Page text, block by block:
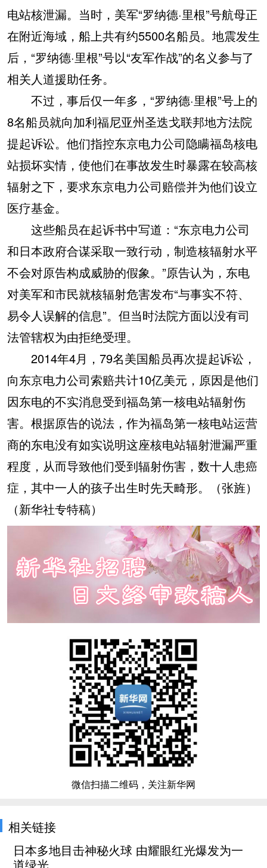
电站核泄漏。当时，美军“罗纳德·里根”号航母正
在附近海域，船上共有约5500名船员。地震发生
后，“罗纳德·里根”号以“友军作战”的名义参与了
相关人道援助任务。
不过，事后仅一年多，“罗纳德·里根”号上的
8名船员就向加利福尼亚州圣迭戈联邦地方法院
提起诉讼。他们指控东京电力公司隐瞒福岛核电
站损坏实情，使他们在事故发生时暴露在较高核
辐射之下，要求东京电力公司赔偿并为他们设立
医疗基金。
这些船员在起诉书中写道：“东京电力公司
和日本政府合谋采取一致行动，制造核辐射水平
不会对原告构成威胁的假象。”原告认为，东电
对美军和市民就核辐射危害发布“与事实不符、
易令人误解的信息”。但当时法院方面以没有司
法管辖权为由拒绝受理。
2014年4月，79名美国船员再次提起诉讼，
向东京电力公司索赔共计10亿美元，原因是他们
因东电的不实消息受到福岛第一核电站辐射伤
害。根据原告的说法，作为福岛第一核电站运营
商的东电没有如实说明这座核电站辐射泄漏严重
程度，从而导致他们受到辐射伤害，数十人患癌
症，其中一人的孩子出生时先天畸形。（张旌）
（新华社专特稿）
微信扫描二维码，关注新华网
相关链接
日本多地目击神秘火球 由耀眼红光爆发为一
道绿光